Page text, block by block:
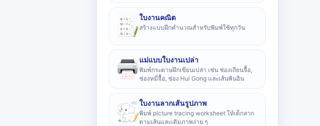
ใบงานคณิต
สร้างแบบฝึกคำนวณสำหรับพิมพ์ใช้ทุกวัน
แม่แบบใบงานเปล่า
พิมพ์กระดาษฝึกเขียนเปล่า เช่น ช่องเถียนจื้อ,
ช่องหมี่จื้อ, ช่อง Hui Gong และเส้นพินอิน
ใบงานลากเส้นรูปภาพ
พิมพ์ picture tracing worksheet ให้เด็กลาก
ตามเส้นและเติมภาพง่าย ๆ